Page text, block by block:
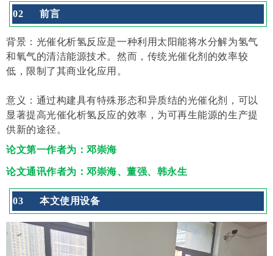
02 前言
背景：光催化析氢反应是一种利用太阳能将水分解为氢气
和氧气的清洁能源技术。然而，传统光催化剂的效率较
低，限制了其商业化应用。
意义：通过构建具有特殊形态和异质结的光催化剂，可以
显著提高光催化析氢反应的效率，为可再生能源的生产提
供新的途径。
论文第一作者为：邓崇海
论文通讯作者为：邓崇海、董强、韩永生
03 本文使用设备